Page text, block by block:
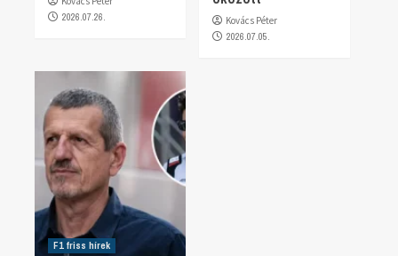
2026.07.26.
Kovács Péter
2026.07.05.
F1 friss hírek